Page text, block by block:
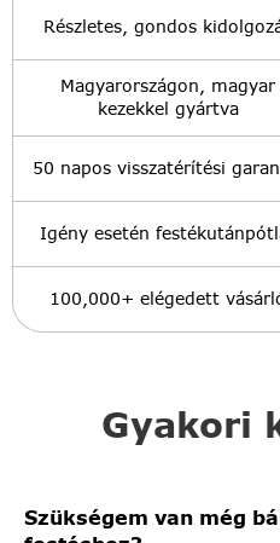
Gyakori
Szükségem van még
Részletes, gondos
Magyarországon, magyar
kezekkel gyártva
50 napos visszatérítési
Igény esetén
100,000+ elégedett